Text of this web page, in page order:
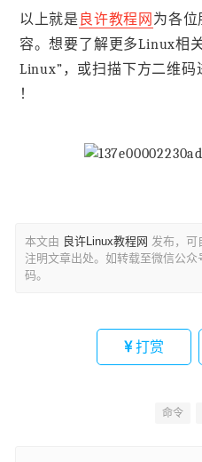
以上就是 良许教程网 为各位
容。想要了解更多Linux相
Linux”，或扫描下方二维码
！
本文由 良许Linux教程网 发布，可
注明文章出处。如转载至微信公
码。
打赏
命令